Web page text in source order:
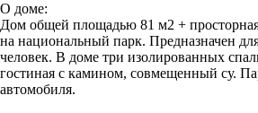
О доме:
Дом общей площадью 81 м2 +
на национальный парк. Предназначен
человек. В доме три изолированных
гостиная с камином, совмещенный су.
автомобиля.